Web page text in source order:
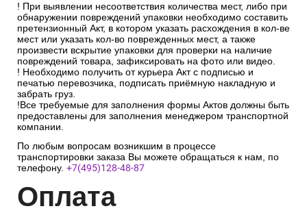
! При выявлении несоответствия количества мест, либо при
обнаружении повреждений упаковки необходимо составить
претензионный Акт, в котором указать расхождения в кол-ве
мест или указать кол-во поврежденных мест, а также
произвести вскрытие упаковки для проверки на наличие
повреждений товара, зафиксировать на фото или видео.
! Необходимо получить от курьера Акт с подписью и
печатью перевозчика, подписать приёмную накладную и
забрать груз.
!Все требуемые для заполнения формы Актов должны быть
предоставлены для заполнения менеджером транспортной
компании.
По любым вопросам возникшим в процессе
транспортировки заказа Вы можете обращаться к нам, по
телефону. +7(495)128-48-87
Оплата